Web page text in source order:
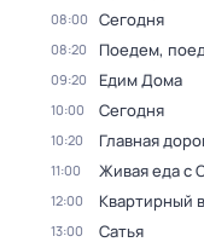
08:00 Сегодня
08:20 Поедем,
09:20 Едим Дома
10:00 Сегодня
10:20 Главная
11:00 Живая еда с
12:00 Квартирный
13:00 Сатья